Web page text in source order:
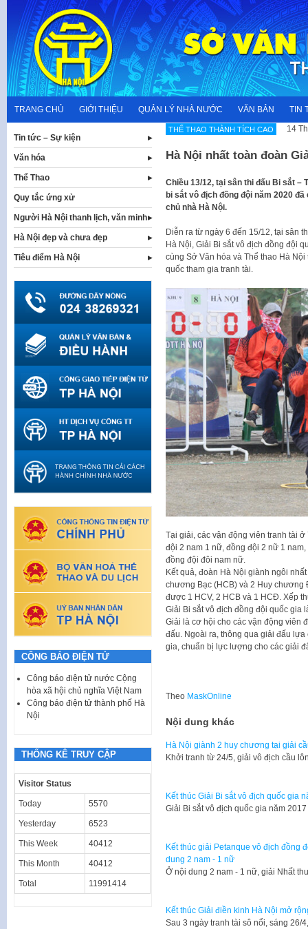
content
TRANG CHỦ GIỚI THIỆU QUẢN LÝ NHÀ NƯỚC VĂN BẢN TIN
THẾ THAO THÀNH TÍCH CAO 14
Hà Nội nhất toàn đoàn
Chiều 13/12, tại sân thi đấu Bi sắt –
bi sắt vô địch đồng đội năm 2020
chủ nhà Hà Nội.
Diễn ra từ ngày 6 đến 15/12, tại sân
Hà Nội, Giải Bi sắt vô địch đồng đội
cùng Sở Văn hóa và Thể thao Hà
quốc tham gia tranh tài.
Tại giải, các vận động viên tranh tài
đội 2 nam 1 nữ, đồng đội 2 nữ 1
đồng đội đôi nam nữ.
Kết quả, đoàn Hà Nội giành ngôi
chương Bạc (HCB) và 2 Huy
được 1 HCV, 2 HCB và 1 HCĐ. Xếp
Giải Bi sắt vô địch đồng đội quốc gia
Giải là cơ hội cho các vận động viên
đấu. Ngoài ra, thông qua giải đấu
gia, chuẩn bị lực lượng cho các giải
Theo MaskOnline
Nội dung khác
Hà Nội giành 2 huy chương tại giải
Khởi tranh từ 24/5, giải vô địch cầu
Kết thúc Giải Bi sắt vô địch quốc gia
Giải Bi sắt vô địch quốc gia năm
Kết thúc giải Petanque vô địch đồng
dung 2 nam - 1 nữ
Ở nội dung 2 nam - 1 nữ, giải Nhất
Kết thúc Giải điền kinh Hà Nội mở
Sau 3 ngày tranh tài sô nổi, sáng
Tin tức – Sự kiện
Văn hóa
Thể Thao
Quy tắc ứng xử
Người Hà Nội thanh lịch, văn minh
Hà Nội đẹp và chưa đẹp
Tiêu điểm Hà Nội
CÔNG BÁO ĐIỆN TỬ
Công báo điện tử nước Cộng
hòa xã hội chủ nghĩa Việt Nam
Công báo điện tử thành phố Hà
Nội
THỐNG KÊ TRUY CẬP
Visitor Status
Today 5570
Yesterday 6523
This Week 40412
This Month 40412
Total 11991414